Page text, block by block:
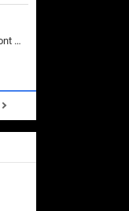
Amióta bejött, csak ezzel játszom. Viszont mint minden más - akár az alapjáték is, ez is baromira összetett lett. Néha már pár kör után is esélytelen az egész. Vagy irreállisan túltápol valaki, vagy lelép a partner, vagy csak hülye mint a segg. És amikor eljönne az én időm, na akkor jön el mindenki másé is. Engem jobban érdekelne, hogy ki milyen ratingen szokott játszani. Na ez lenne egy érdekes adat.